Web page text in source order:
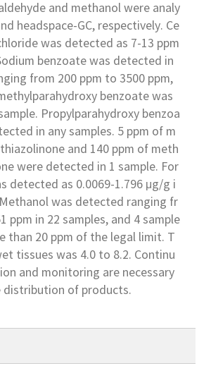
and methanol were analy
headspace-GC, respectively. Ce
was detected as 7-13 ppm
benzoate was detected in
from 200 ppm to 3500 ppm,
benzoate was
Propylparahydroxy benzoa
in any samples. 5 ppm of m
and 140 ppm of meth
were detected in 1 sample. For
detected as 0.0069-1.796 μg/g i
was detected ranging fr
ppm in 22 samples, and 4 sample
than 20 ppm of the legal limit. T
tissues was 4.0 to 8.2. Continu
and monitoring are necessary
distribution of products.